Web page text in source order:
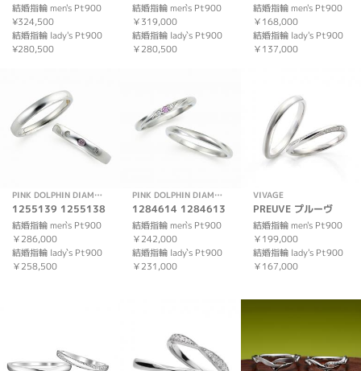
結婚指輪 men's Pt900
¥324,500
結婚指輪 lady's Pt900
¥280,500
結婚指輪 men`s Pt900
￥319,000
結婚指輪 lady`s Pt900
￥280,500
結婚指輪 men's Pt900
￥168,000
結婚指輪 lady's Pt900
￥137,000
PINK DOLPHIN DIAMOND
1255139 1255138
結婚指輪 men`s Pt900
￥286,000
結婚指輪 lady`s Pt900
￥258,500
PINK DOLPHIN DIAMOND
1284614 1284613
結婚指輪 men`s Pt900
￥242,000
結婚指輪 lady`s Pt900
￥231,000
VIVAGE
PREUVE プルーヴ
結婚指輪 men's Pt900
￥199,000
結婚指輪 lady's Pt900
￥167,000